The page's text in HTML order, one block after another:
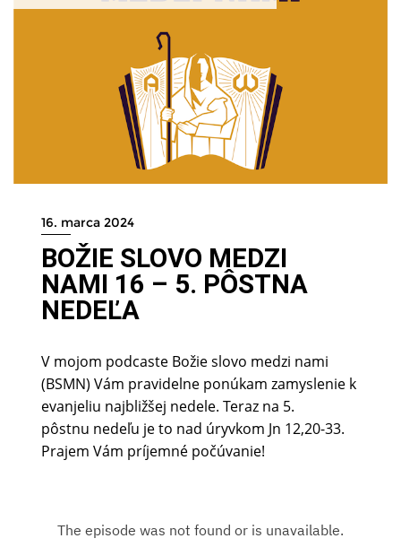
16. marca 2024
BOŽIE SLOVO MEDZI
NAMI 16 – 5. PÔSTNA
NEDEĽA
V mojom podcaste Božie slovo medzi nami
(BSMN) Vám pravidelne ponúkam zamyslenie k
evanjeliu najbližšej nedele. Teraz na 5.
pôstnu nedeľu je to nad úryvkom Jn 12,20-33.
Prajem Vám príjemné počúvanie!